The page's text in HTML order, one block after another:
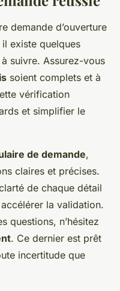
demande d’ouverture
il existe quelques
suivre. Assurez-vous
soient complets et à
vérification
et simplifier le
de demande,
claires et précises.
de chaque détail
la validation.
questions, n’hésitez
. Ce dernier est prêt
incertitude que